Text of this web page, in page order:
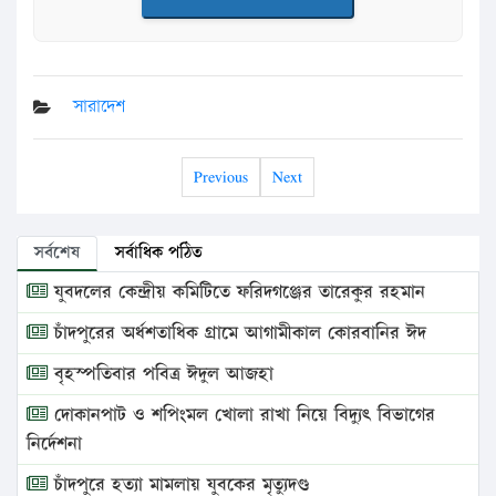
সারাদেশ
Previous Next
সর্বশেষ সর্বাধিক পঠিত
যুবদলের কেন্দ্রীয় কমিটিতে ফরিদগঞ্জের তারেকুর রহমান
চাঁদপুরের অর্ধশতাধিক গ্রামে আগামীকাল কোরবানির ঈদ
বৃহস্পতিবার পবিত্র ঈদুল আজহা
দোকানপাট ও শপিংমল খোলা রাখা নিয়ে বিদ্যুৎ বিভাগের
নির্দেশনা
চাঁদপুরে হত্যা মামলায় যুবকের মৃত্যুদণ্ড